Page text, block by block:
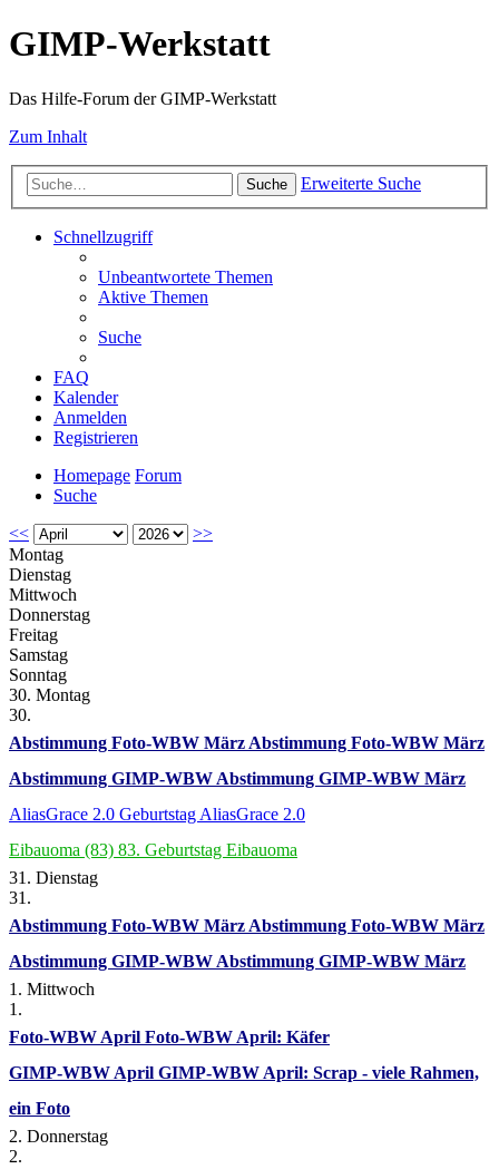
GIMP-Werkstatt
Das Hilfe-Forum der GIMP-Werkstatt
Zum Inhalt
Suche Erweiterte Suche
Schnellzugriff
Unbeantwortete Themen
Aktive Themen
Suche
FAQ
Kalender
Anmelden
Registrieren
Homepage Forum
Suche
<<
>>
Montag
Dienstag
Mittwoch
Donnerstag
Freitag
Samstag
Sonntag
30. Montag
30.
Abstimmung Foto-WBW MärzAbstimmung Foto-WBW März
Abstimmung GIMP-WBWAbstimmung GIMP-WBW März
AliasGrace 2.0 Geburtstag AliasGrace 2.0
Eibauoma (83) 83. Geburtstag Eibauoma
31. Dienstag
31.
Abstimmung Foto-WBW MärzAbstimmung Foto-WBW März
Abstimmung GIMP-WBWAbstimmung GIMP-WBW März
1. Mittwoch
1.
Foto-WBW April Foto-WBW April: Käfer
GIMP-WBW April GIMP-WBW April: Scrap - viele Rahmen,
ein Foto
2. Donnerstag
2.